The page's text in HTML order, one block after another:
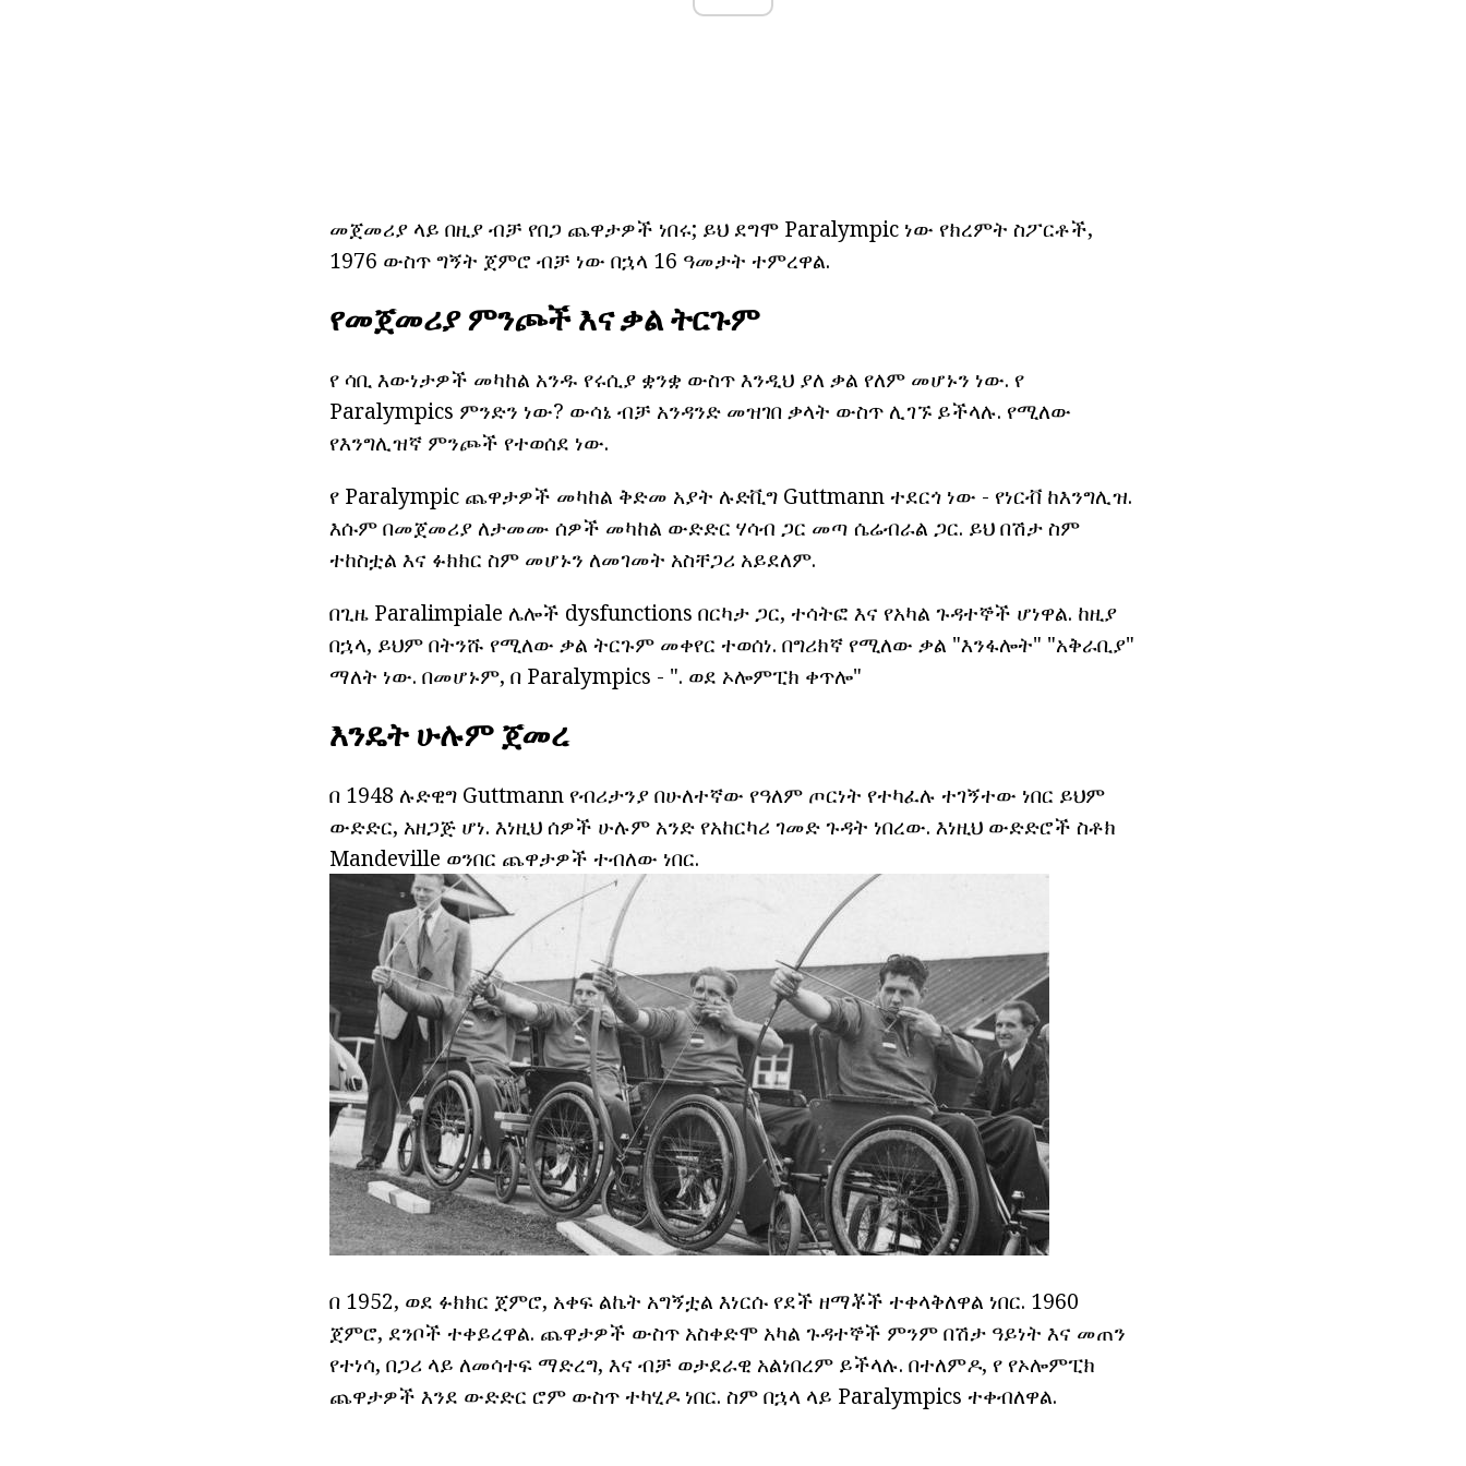
መጀመሪያ ላይ በዚያ ብቻ የበጋ ጨዋታዎች ነበሩ; ይህ ደግሞ Paralympic ነው የክረምት ስፖርቶች,
1976 ውስጥ ግኝት ጀምሮ ብቻ ነው በኋላ 16 ዓመታት ተምረዋል.
የመጀመሪያ ምንጮች እና ቃል ትርጉም
የ ሳቢ እውነታዎች መካከል አንዱ የሩሲያ ቋንቋ ውስጥ እንዲህ ያለ ቃል የለም መሆኑን ነው. የ
Paralympics ምንድን ነው? ውሳኔ ብቻ አንዳንድ መዝገበ ቃላት ውስጥ ሊገኙ ይችላሉ. የሚለው
የእንግሊዝኛ ምንጮች የተወሰደ ነው.
የ Paralympic ጨዋታዎች መካከል ቅድመ አያት ሉድቪግ Guttmann ተደርጎ ነው - የነርቭ ከእንግሊዝ.
እሱም በመጀመሪያ ለታመሙ ሰዎች መካከል ውድድር ሃሳብ ጋር መጣ ሴሬብራል ጋር. ይህ በሽታ ስም
ተከስቷል እና ፉክክር ስም መሆኑን ለመገመት አስቸጋሪ አይደለም.
በጊዜ Paralimpiale ሌሎች dysfunctions በርካታ ጋር, ተሳትፎ እና የአካል ጉዳተኞች ሆነዋል. ከዚያ
በኋላ, ይህም በትንሹ የሚለው ቃል ትርጉም መቀየር ተወሰነ. በግሪክኛ የሚለው ቃል "እንፋሎት" "አቅራቢያ"
ማለት ነው. በመሆኑም, በ Paralympics - ". ወደ ኦሎምፒክ ቀጥሎ"
እንዴት ሁሉም ጀመረ
በ 1948 ሉድዊግ Guttmann የብሪታንያ በሁለተኛው የዓለም ጦርነት የተካፈሉ ተገኝተው ነበር ይህም
ውድድር, አዘጋጅ ሆነ. እነዚህ ሰዎች ሁሉም አንድ የአከርካሪ ገመድ ጉዳት ነበረው. እነዚህ ውድድሮች ስቶክ
Mandeville ወንበር ጨዋታዎች ተብለው ነበር.
በ 1952, ወደ ፉክክር ጀምሮ, አቀፍ ልኬት አግኝቷል እነርሱ የደች ዘማቾች ተቀላቅለዋል ነበር. 1960
ጀምሮ, ደንቦች ተቀይረዋል. ጨዋታዎች ውስጥ አስቀድሞ አካል ጉዳተኞች ምንም በሽታ ዓይነት እና መጠን
የተነሳ, በጋሪ ላይ ለመሳተፍ ማድረግ, እና ብቻ ወታደራዊ አልነበረም ይችላሉ. በተለምዶ, የ የኦሎምፒክ
ጨዋታዎች እንደ ውድድር ሮም ውስጥ ተካሂዶ ነበር. ስም በኋላ ላይ Paralympics ተቀብለዋል.